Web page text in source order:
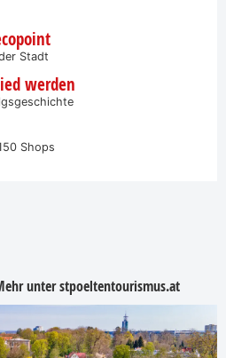
Stadt
werden
Shops
unterstpoeltentourismus.at